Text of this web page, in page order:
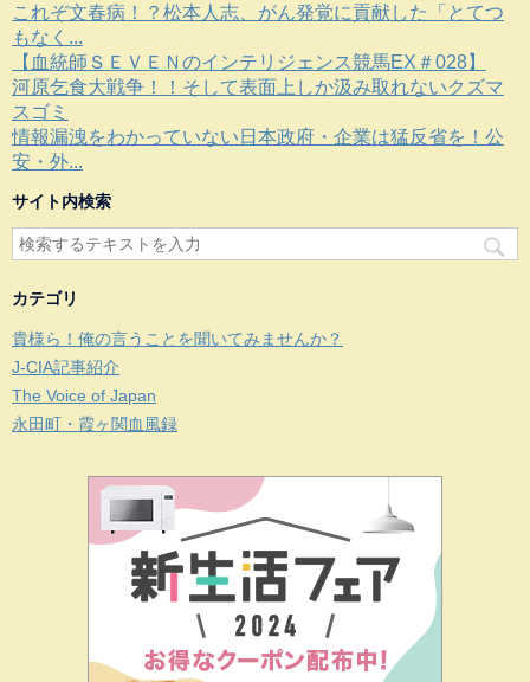
これぞ文春病！？松本人志、がん発覚に貢献した「とてつ
もなく...
【血統師ＳＥＶＥＮのインテリジェンス競馬EX＃028】
河原乞食大戦争！！そして表面上しか汲み取れないクズマ
スゴミ
情報漏洩をわかっていない日本政府・企業は猛反省を！公
安・外...
サイト内検索
カテゴリ
貴様ら！俺の言うことを聞いてみませんか？
J-CIA記事紹介
The Voice of Japan
永田町・霞ヶ関血風録